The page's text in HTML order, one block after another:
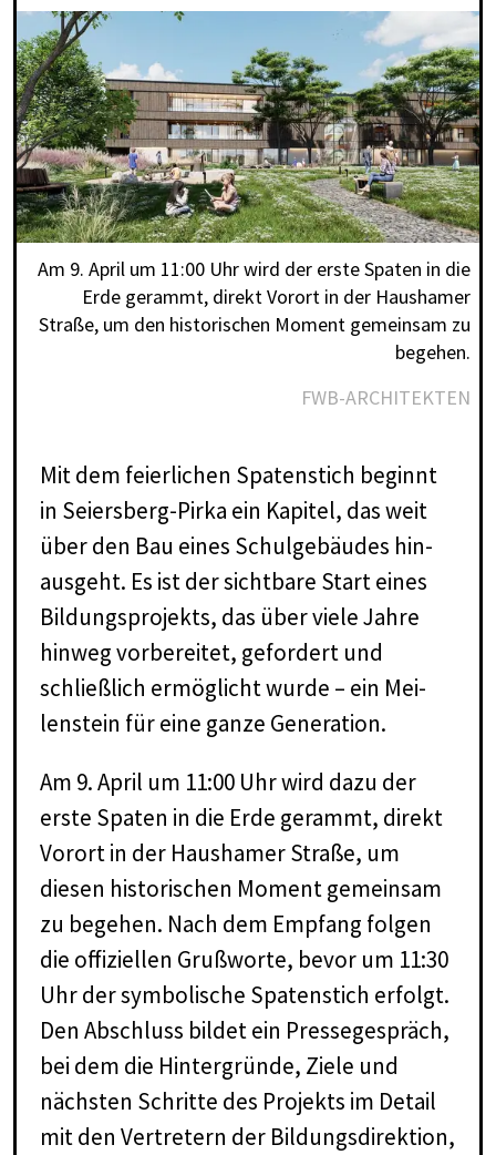
Am 9. April um 11:00 Uhr wird der erste Spaten in die
Erde gerammt, direkt Vorort in der Haushamer
Straße, um den historischen Moment gemeinsam zu
begehen.
FWB-ARCHITEKTEN
Mit dem fei­er­li­chen Spa­ten­stich be­ginnt
in Sei­ers­berg-Pir­ka ein Ka­pi­tel, das weit
über den Bau ei­nes Schul­ge­bäu­des hin­
aus­geht. Es ist der sicht­ba­re Start ei­nes
Bil­dungs­pro­jekts, das über vie­le Jah­re
hin­weg vor­be­rei­tet, ge­for­dert und
schließ­lich er­mög­licht wur­de – ein Mei­
len­stein für eine gan­ze Ge­ne­ra­ti­on.
Am 9. April um 11:00 Uhr wird dazu der
erste Spaten in die Erde gerammt, direkt
Vorort in der Haushamer Straße, um
diesen historischen Moment gemeinsam
zu begehen. Nach dem Empfang folgen
die offiziellen Grußworte, bevor um 11:30
Uhr der symbolische Spatenstich erfolgt.
Den Abschluss bildet ein Pressegespräch,
bei dem die Hintergründe, Ziele und
nächsten Schritte des Projekts im Detail
mit den Vertretern der Bildungsdirektion,